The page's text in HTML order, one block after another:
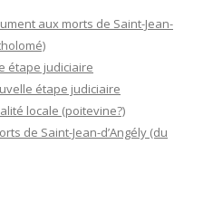
aux morts de Saint-Jean-
étape judiciaire
étape judiciaire
locale (poitevine?)
de Saint-Jean-d’Angély (du